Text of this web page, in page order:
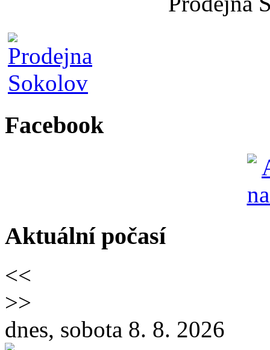
Facebook
Aktuální počasí
<<
>>
dnes, sobota 8. 8. 2026